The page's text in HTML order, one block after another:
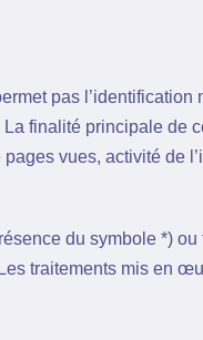
pas l’identification
La finalité principale de
vues, activité de
du symbole *)
traitements mis en